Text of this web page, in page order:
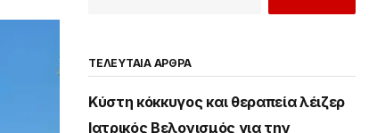
ΤΕΛΕΥΤΑΙΑ ΑΡΘΡΑ
Κύστη κόκκυγος και θεραπεία λέιζερ
Ιατρικός Βελονισμός για την